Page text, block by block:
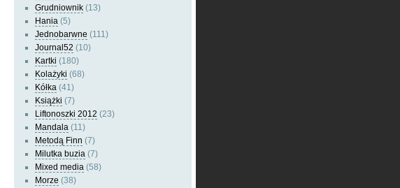
Grudniownik (13)
Hania (5)
Jednobarwne (111)
Journal52 (10)
Kartki (180)
Kolażyki (68)
Kółka (41)
Książki (7)
Liftonoszki 2012 (23)
Mandala (11)
Metodą Finn (7)
Milutka buzia (7)
Mixed media (58)
Morze (38)